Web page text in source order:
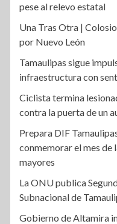
pese al relevo estatal
Una Tras Otra |
por Nuevo León
Tamaulipas sigue
infraestructura con
Ciclista termina
contra la puerta de un
Prepara DIF
conmemorar el mes de
mayores
La ONU publica
Subnacional de
Gobierno de Altamira